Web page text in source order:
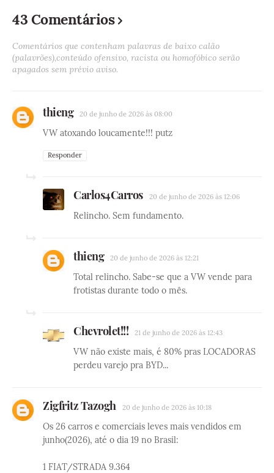
43 Comentários
Comentários que contenham palavras de baixo calão
(palavrões),conteúdo ofensivo, racista ou homofóbico serão
apagados sem prévio aviso.
thieng 20 de junho de 2026 às 08:00
VW atoxando loucamente!!! putz
Responder
Carlos4Carros 20 de junho de 2026 às 12:06
Relincho. Sem fundamento.
thieng 20 de junho de 2026 às 12:21
Total relincho. Sabe-se que a VW vende para
frotistas durante todo o mês.
Chevrolet!!! 21 de junho de 2026 às 12:43
VW não existe mais, é 80% pras LOCADORAS
perdeu varejo pra BYD...
Zigfritz Tazogh 20 de junho de 2026 às 10:18
Os 26 carros e comerciais leves mais vendidos em
junho(2026), até o dia 19 no Brasil:
1 FIAT/STRADA 9.364